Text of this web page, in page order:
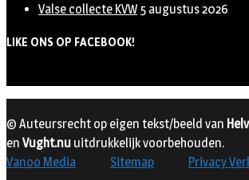
Valse collecte KVW 5 augustus 2026
LIKE ONS OP FACEBOOK!
© Auteursrecht op eigen tekst/beeld van
en Vught.nu uitdrukkelijk voorbehouden.
Vanoo Media
Sitemap Privacy